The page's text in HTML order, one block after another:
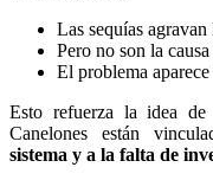
Las sequías
Pero no son la
El problema
Esto refuerza la idea
Canelones están
sistema y a la falta de